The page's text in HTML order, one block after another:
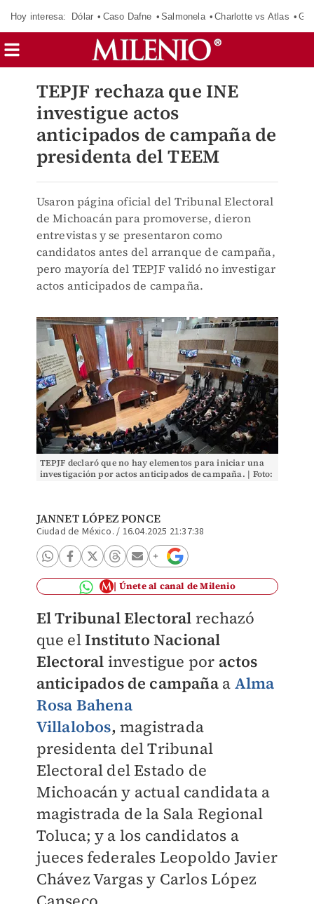
Hoy interesa: Dólar Caso Dafne Salmonela Charlotte vs Atlas
TEPJF rechaza que INE
investigue actos
anticipados de campaña de
presidenta del TEEM
Usaron página oficial del Tribunal Electoral
de Michoacán para promoverse, dieron
entrevistas y se presentaron como
candidatos antes del arranque de campaña,
pero mayoría del TEPJF validó no investigar
actos anticipados de campaña.
TEPJF declaró que no hay elementos para iniciar una
investigación por actos anticipados de campaña. | Foto:
JANNET LÓPEZ PONCE
Ciudad de México. / 16.04.2025 21:37:38
Únete al canal de Milenio
El Tribunal Electoral rechazó
que elInstituto Nacional
Electoral investigue por actos
anticipados de campañaa Alma
Rosa Bahena
Villalobos, magistrada
presidenta del Tribunal
Electoral del Estado de
Michoacán y actual candidata a
magistrada de la Sala Regional
Toluca; y a los candidatos a
jueces federales Leopoldo Javier
Chávez Vargas y Carlos López